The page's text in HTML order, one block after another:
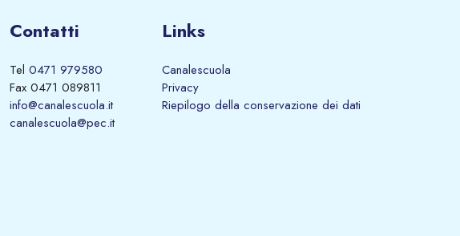
Contatti
Tel 0471 979580
Fax 0471 089811
info@canalescuola.it
canalescuola@pec.it
Links
Canalescuola
Privacy
Riepilogo della conservazione dei dati